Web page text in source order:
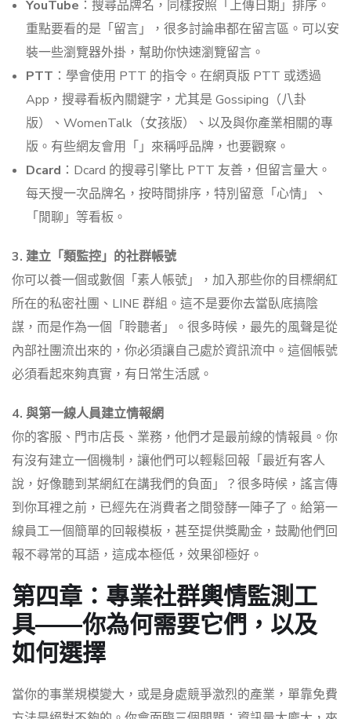
YouTube ：搜尋品牌名，同樣按照「上傳日期」排序。
重點要看的是「留言」，很多討論串都在留言區。可以安
裝一些瀏覽器外掛，幫助你快速瀏覽留言。
PTT ：學會使用 PTT 的指令。在網頁版 PTT 或透過
App，搜尋看板內關鍵字，尤其是 Gossiping（八卦
版）、WomenTalk（女孩版）、以及與你產業相關的專
版。有些網友會用「」來稱呼品牌，也要觀察。
Dcard ：Dcard 的搜尋引擎比 PTT 友善，但留言量大。
每天搜一次品牌名，按時間排序，特別留意「心情」、
「閒聊」等看板。
3. 建立「類監控」的社群帳號
你可以養一個或數個「素人帳號」，加入那些你的目標網紅
所在的私密社團、LINE 群組。這不是要你去當臥底搞陰
謀，而是作為一個「聆聽者」。很多時候，最先的風聲是從
內部社團流出來的，你必須讓自己處於資訊流中。這個帳號
必須看起來夠真實，有日常生活感。
4. 與第一線人員建立情報網
你的客服、門市店長、業務，他們才是最前線的情報員。你
有沒有建立一個機制，讓他們可以輕鬆回報「最近有客人
說，好像聽到某網紅在講我們的負面」？很多時候，謠言傳
到你耳裡之前，已經先在消費者之間發酵一陣子了。給第一
線員工一個簡單的回報模板，甚至提供獎勵金，鼓勵他們回
報不尋常的耳語，這成本極低，效果卻極好。
第四章：專業社群輿情監測工
具——你為何需要它們，以及
如何選擇
當你的事業規模變大，或是身處競爭激烈的產業，單靠免費